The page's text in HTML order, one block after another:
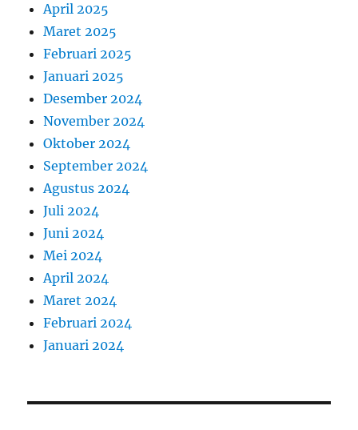
April 2025
Maret 2025
Februari 2025
Januari 2025
Desember 2024
November 2024
Oktober 2024
September 2024
Agustus 2024
Juli 2024
Juni 2024
Mei 2024
April 2024
Maret 2024
Februari 2024
Januari 2024